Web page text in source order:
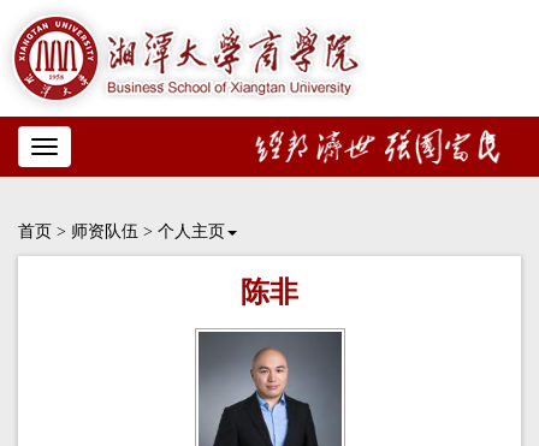
Toggle
navigation
首页 > 师资队伍 > 个人主页
陈非